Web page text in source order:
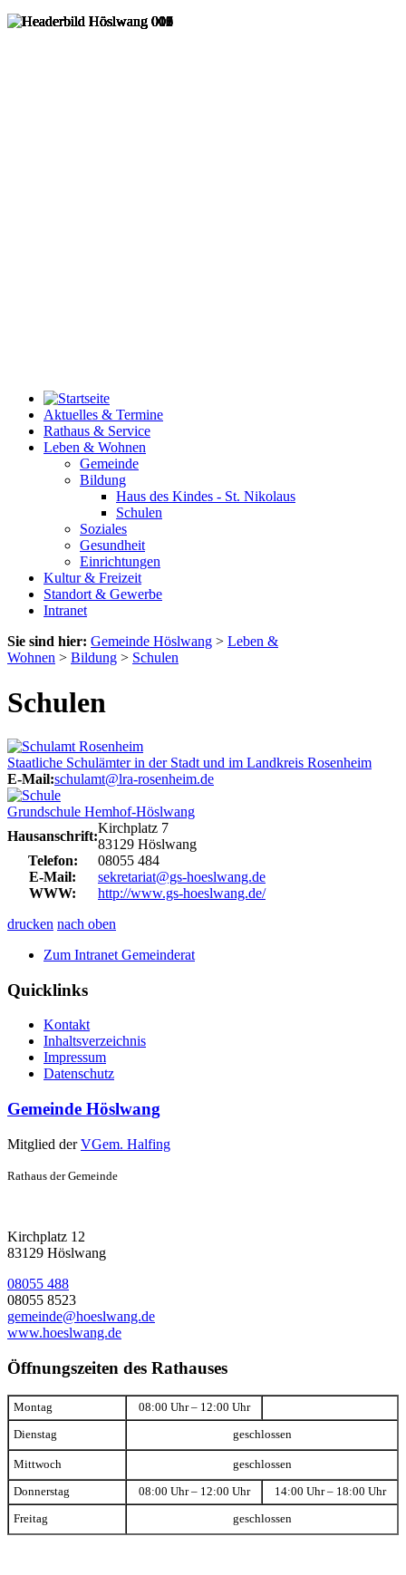
Aktuelles & Termine
Rathaus & Service
Leben & Wohnen
Gemeinde
Bildung
Haus des Kindes - St. Nikolaus
Schulen
Soziales
Gesundheit
Einrichtungen
Kultur & Freizeit
Standort & Gewerbe
Intranet
Sie sind hier: Gemeinde Höslwang > Leben &
Wohnen > Bildung > Schulen
Schulen
Staatliche Schulämter in der Stadt und im Landkreis Rosenheim
E-Mail:schulamt@lra-rosenheim.de
Grundschule Hemhof-Höslwang
Hausanschrift:
Kirchplatz 7
83129 Höslwang
Telefon:
08055 484
E-Mail:
sekretariat@gs-hoeslwang.de
WWW:
http://www.gs-hoeslwang.de/
drucken nach oben
Zum Intranet Gemeinderat
Quicklinks
Kontakt
Inhaltsverzeichnis
Impressum
Datenschutz
Gemeinde Höslwang
Mitglied derVGem. Halfing
Rathaus der Gemeinde
Kirchplatz 12
83129 Höslwang
08055 488
08055 8523
gemeinde@hoeslwang.de
www.hoeslwang.de
Öffnungszeiten des Rathauses
Montag 08:00 Uhr – 12:00 Uhr
Dienstag geschlossen
Mittwoch geschlossen
Donnerstag 08:00 Uhr – 12:00 Uhr 14:00 Uhr – 18:00 Uhr
Freitag geschlossen